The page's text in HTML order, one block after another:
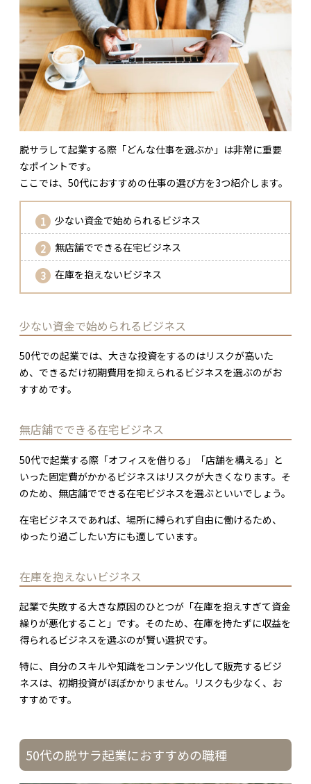
脱サラして起業する際「どんな仕事を選ぶか」は非常に重要
なポイントです。
ここでは、50代におすすめの仕事の選び方を3つ紹介します。
少ない資金で始められるビジネス
無店舗でできる在宅ビジネス
在庫を抱えないビジネス
少ない資金で始められるビジネス
50代での起業では、大きな投資をするのはリスクが高いた
め、できるだけ初期費用を抑えられるビジネスを選ぶのがお
すすめです。
無店舗でできる在宅ビジネス
50代で起業する際「オフィスを借りる」「店舗を構える」と
いった固定費がかかるビジネスはリスクが大きくなります。そ
のため、無店舗でできる在宅ビジネスを選ぶといいでしょう。
在宅ビジネスであれば、場所に縛られず自由に働けるため、
ゆったり過ごしたい方にも適しています。
在庫を抱えないビジネス
起業で失敗する大きな原因のひとつが「在庫を抱えすぎて資金
繰りが悪化すること」です。そのため、在庫を持たずに収益を
得られるビジネスを選ぶのが賢い選択です。
特に、自分のスキルや知識をコンテンツ化して販売するビジ
ネスは、初期投資がほぼかかりません。リスクも少なく、お
すすめです。
50代の脱サラ起業におすすめの職種